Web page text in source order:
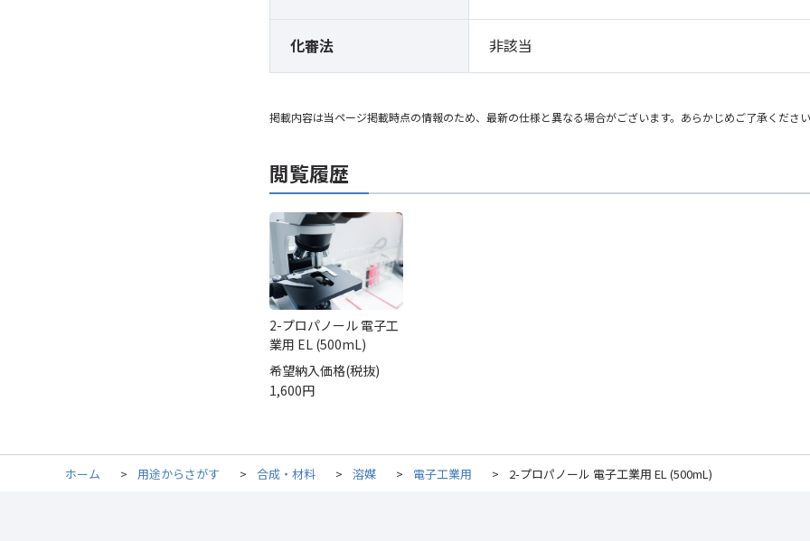
化審法 非該当
掲載内容は当ページ掲載時点の情報のため、最新の仕様と異なる場合がございます。あらかじめご了承くださ
閲覧履歴
2-プロパノール 電子工
業用 EL (500mL)
希望納入価格(税抜)
1,600円
ホーム > 用途からさがす > 合成・材料 > 溶媒 > 電子工業用 > 2-プロパノール 電子工業用 EL (500mL)